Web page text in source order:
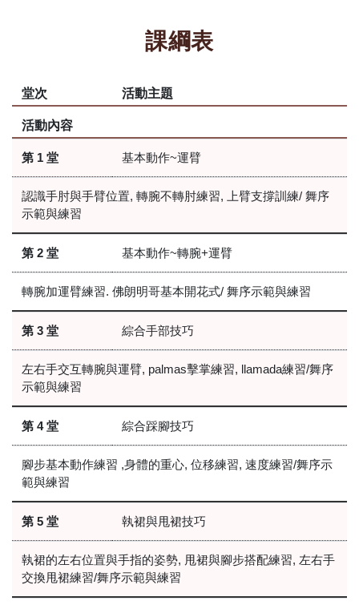
課綱表
堂次 活動主題
活動內容
第 1 堂 基本動作~運臂
認識手肘與手臂位置, 轉腕不轉肘練習, 上臂支撐訓練/ 舞序
示範與練習
第 2 堂 基本動作~轉腕+運臂
轉腕加運臂練習. 佛朗明哥基本開花式/ 舞序示範與練習
第 3 堂 綜合手部技巧
左右手交互轉腕與運臂, palmas擊掌練習, llamada練習/舞序
示範與練習
第 4 堂 綜合踩腳技巧
腳步基本動作練習 ,身體的重心, 位移練習, 速度練習/舞序示
範與練習
第 5 堂 執裙與甩裙技巧
執裙的左右位置與手指的姿勢, 甩裙與腳步搭配練習, 左右手
交換甩裙練習/舞序示範與練習